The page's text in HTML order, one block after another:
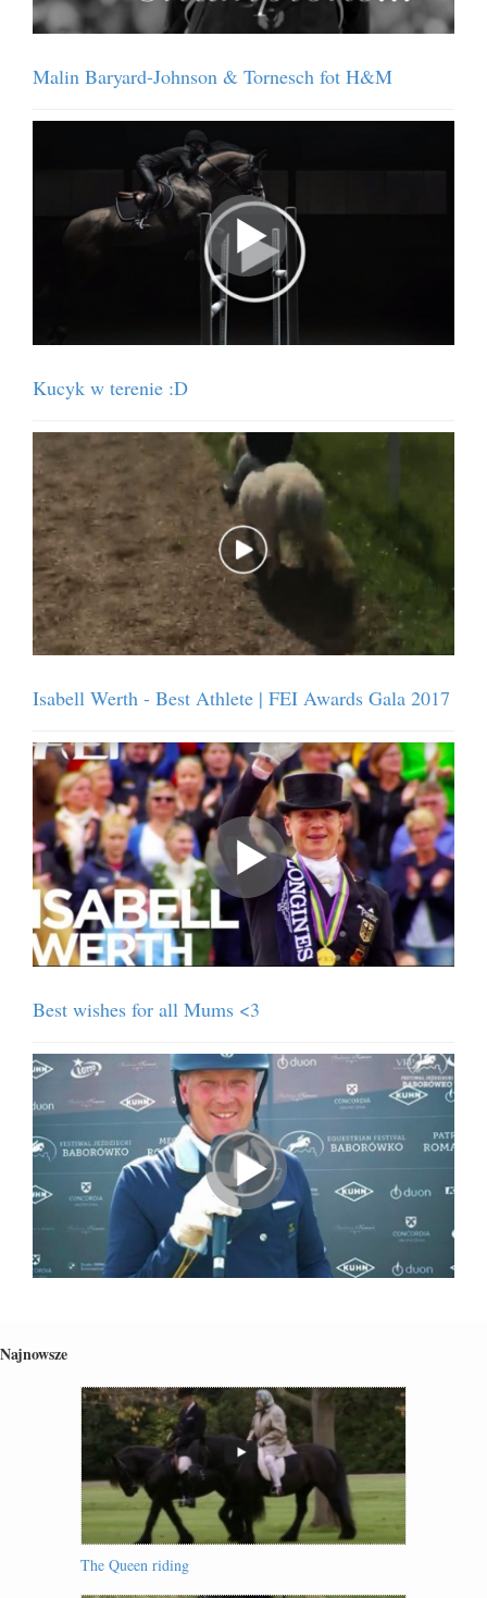
Malin Baryard-Johnson & Tornesch fot H&M
Kucyk w terenie :D
Isabell Werth - Best Athlete | FEI Awards Gala 2017
Best wishes for all Mums <3
Najnowsze
The Queen riding